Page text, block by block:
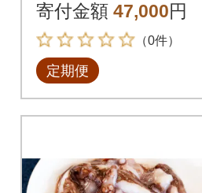
を詰め込んだえびせ
んべい全3回
寄付金額 47,000円
（0件）
定期便